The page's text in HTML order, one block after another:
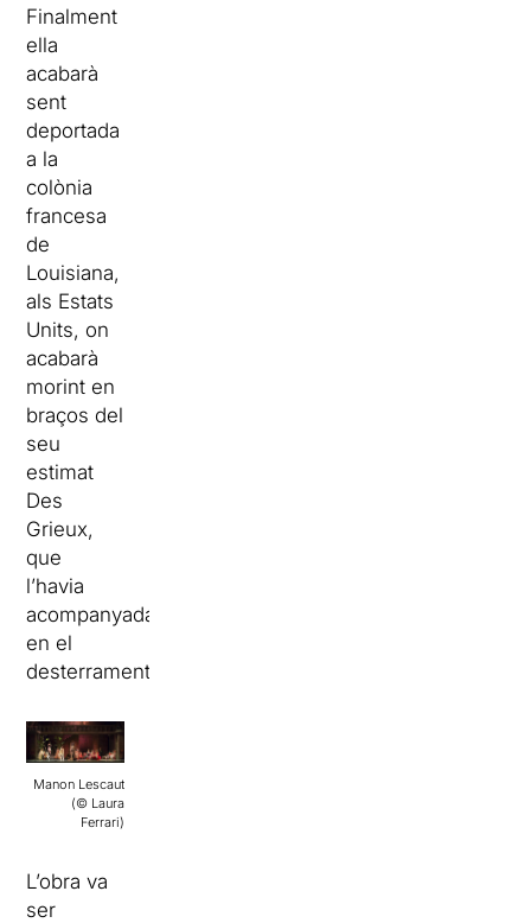
Finalment
ella
acabarà
sent
deportada
a la
colònia
francesa
de
Louisiana,
als Estats
Units, on
acabarà
morint en
braços del
seu
estimat
Des
Grieux,
que
l’havia
acompanyada
en el
desterrament.
Manon Lescaut
(© Laura
Ferrari)
L’obra va
ser